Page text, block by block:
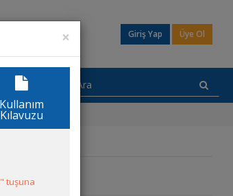
Giriş Yap Üye Ol
×
Kullanım
Kılavuzu
" tuşuna